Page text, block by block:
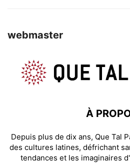
webmaster
À
Depuis plus de dix ans, Que Tal
des cultures latines, défrichant
tendances et les imaginaires